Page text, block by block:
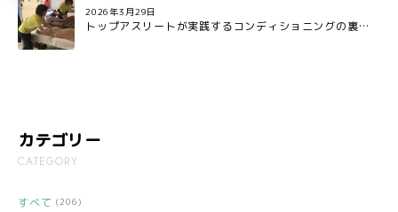
2026年3月29日
トップアスリートが実践するコンディショニングの裏側
カテゴリー
CATEGORY
すべて (206)